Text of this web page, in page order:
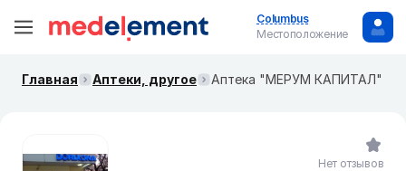
Columbus
Местоположение
Главная Аптеки, другое Аптека "МЕРУМ КАПИТАЛ"
Нет отзывов